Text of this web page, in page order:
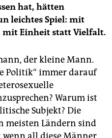
hat, hätten
leichtes Spiel: mit
mit Einheit statt Vielfalt.
der kleine Mann.
Politik“ immer darauf
Warum ist
Subjekt? Die
meisten Ländern sind